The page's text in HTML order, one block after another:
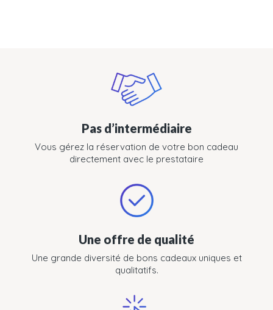
Pas d’intermédiaire
Vous gérez la réservation de votre bon cadeau
directement avec le prestataire
Une offre de qualité
Une grande diversité de bons cadeaux uniques et
qualitatifs.